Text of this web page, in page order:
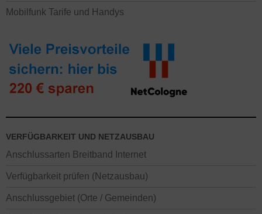
Mobilfunk Tarife und Handys
VERFÜGBARKEIT UND NETZAUSBAU
Anschlussarten Breitband Internet
Verfügbarkeit prüfen (Netzausbau)
Anschlussgebiet (Orte / Gemeinden)